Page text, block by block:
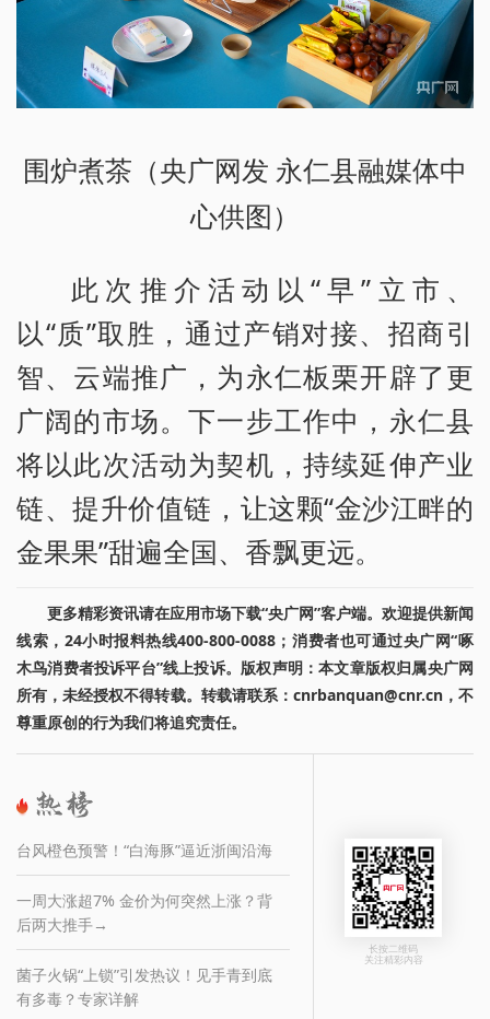
围炉煮茶（央广网发 永仁县融媒体中
心供图）
此次推介活动以“早”立市、
以“质”取胜，通过产销对接、招商引
智、云端推广，为永仁板栗开辟了更
广阔的市场。下一步工作中，永仁县
将以此次活动为契机，持续延伸产业
链、提升价值链，让这颗“金沙江畔的
金果果”甜遍全国、香飘更远。
更多精彩资讯请在应用市场下载“央广网”客户端。欢迎提供新闻
线索，24小时报料热线400-800-0088；消费者也可通过央广网“啄
木鸟消费者投诉平台”线上投诉。版权声明：本文章版权归属央广网
所有，未经授权不得转载。转载请联系：cnrbanquan@cnr.cn，不
尊重原创的行为我们将追究责任。
台风橙色预警！“白海豚”逼近浙闽沿海
一周大涨超7% 金价为何突然上涨？背
后两大推手→
菌子火锅“上锁”引发热议！见手青到底
有多毒？专家详解
长按二维码
关注精彩内容